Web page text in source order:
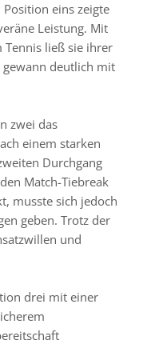
eins zeigte
Leistung. Mit
ließ sie ihrer
gewann deutlich mit
zwei das
einem starken
Durchgang
Match-Tiebreak
musste sich jedoch
geben. Trotz der
und
drei mit einer